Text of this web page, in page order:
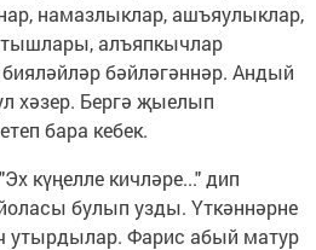
намазлыклар, ашъяулыклар,
алъяпкычлар
бәйләгәннәр. Андый
хәзер. Бергә җыелып
бара кебек.
күңелле кичләре..." дип
булып узды. Үткәннәрне
утырдылар. Фарис абый матур